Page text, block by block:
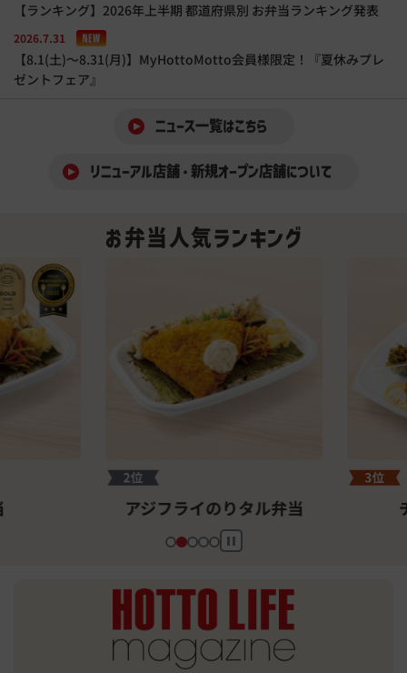
【ランキング】2026年上半期 都道府県別 お弁当ランキング発表
2026.7.31
【8.1(土)～8.31(月)】MyHottoMotto会員様限定！『夏休みプレ
ゼントフェア』
ニュース一覧はこちら
リニューアル店舗・新規オープン店舗について
お弁当人気ランキング
アジフライのりタル弁当